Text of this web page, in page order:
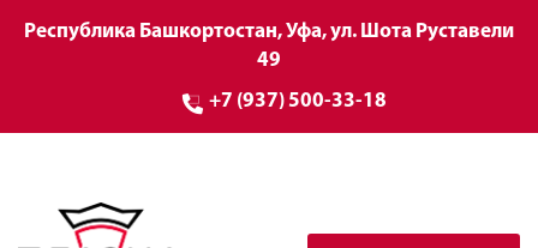
Республика Башкортостан, Уфа, ул. Шота Руставели
49
+7 (937) 500-33-18